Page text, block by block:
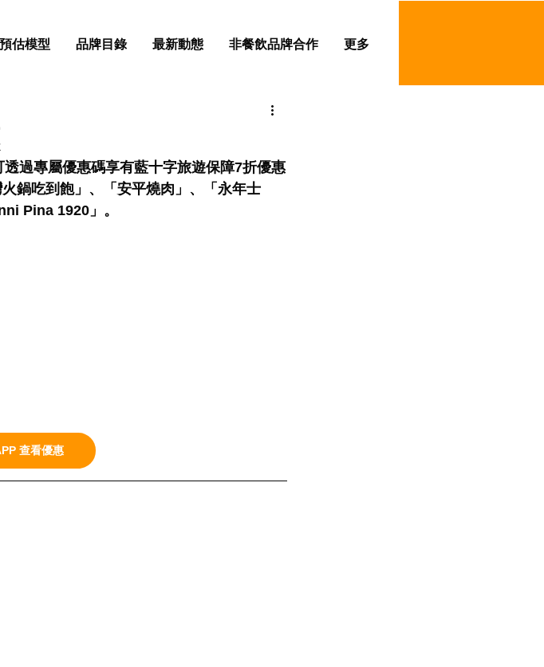
估模型 品牌目錄 最新動態 非餐飲品牌合作 更多
過專屬優惠碼享有藍十字旅遊保障7折優惠
鍋吃到飽」、「安平燒肉」、「永年士
Pina 1920」。
查看優惠